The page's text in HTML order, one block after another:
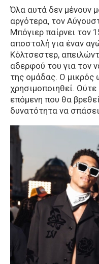
Όλα αυτά δεν μένουν
αργότερα, τον
Μπόγιερ παίρνει τον
αποστολή για έναν
Κόλτσεστερ,
αδερφού του για τον
της ομάδας. Ο
χρησιμοποιηθεί.
επόμενη που θα
δυνατότητα να